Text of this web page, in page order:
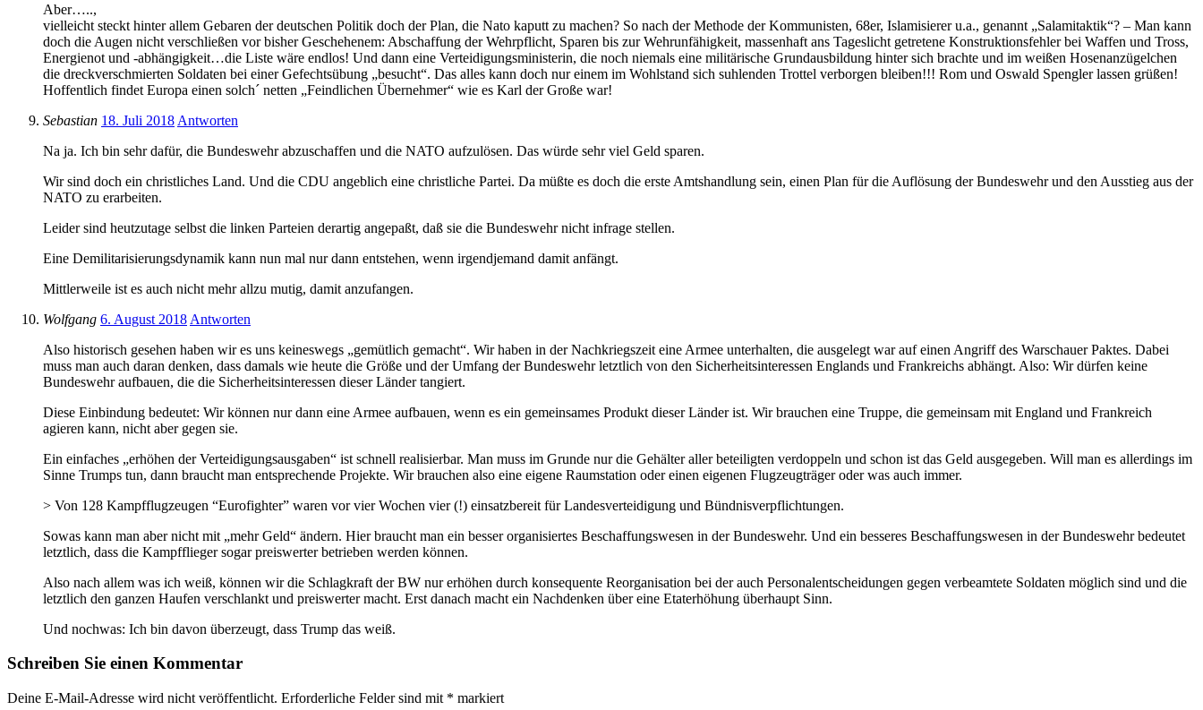
Aber…..,
vielleicht steckt hinter allem Gebaren der deutschen Politik doch der Plan, die Nato kaputt zu machen? So nach der Methode der Kommunisten, 68er, Islamisierer u.a., genannt „Salamitaktik“? – Man kann
doch die Augen nicht verschließen vor bisher Geschehenem: Abschaffung der Wehrpflicht, Sparen bis zur Wehrunfähigkeit, massenhaft ans Tageslicht getretene Konstruktionsfehler bei Waffen und Tross,
Energienot und -abhängigkeit…die Liste wäre endlos! Und dann eine Verteidigungsministerin, die noch niemals eine militärische Grundausbildung hinter sich brachte und im weißen Hosenanzügelchen
die dreckverschmierten Soldaten bei einer Gefechtsübung „besucht“. Das alles kann doch nur einem im Wohlstand sich suhlenden Trottel verborgen bleiben!!! Rom und Oswald Spengler lassen grüßen!
Hoffentlich findet Europa einen solch´ netten „Feindlichen Übernehmer“ wie es Karl der Große war!
Sebastian 18. Juli 2018 Antworten
Na ja. Ich bin sehr dafür, die Bundeswehr abzuschaffen und die NATO aufzulösen. Das würde sehr viel Geld sparen.
Wir sind doch ein christliches Land. Und die CDU angeblich eine christliche Partei. Da müßte es doch die erste Amtshandlung sein, einen Plan für die Auflösung der Bundeswehr und den Ausstieg aus der
NATO zu erarbeiten.
Leider sind heutzutage selbst die linken Parteien derartig angepaßt, daß sie die Bundeswehr nicht infrage stellen.
Eine Demilitarisierungsdynamik kann nun mal nur dann entstehen, wenn irgendjemand damit anfängt.
Mittlerweile ist es auch nicht mehr allzu mutig, damit anzufangen.
Wolfgang 6. August 2018 Antworten
Also historisch gesehen haben wir es uns keineswegs „gemütlich gemacht“. Wir haben in der Nachkriegszeit eine Armee unterhalten, die ausgelegt war auf einen Angriff des Warschauer Paktes. Dabei
muss man auch daran denken, dass damals wie heute die Größe und der Umfang der Bundeswehr letztlich von den Sicherheitsinteressen Englands und Frankreichs abhängt. Also: Wir dürfen keine
Bundeswehr aufbauen, die die Sicherheitsinteressen dieser Länder tangiert.
Diese Einbindung bedeutet: Wir können nur dann eine Armee aufbauen, wenn es ein gemeinsames Produkt dieser Länder ist. Wir brauchen eine Truppe, die gemeinsam mit England und Frankreich
agieren kann, nicht aber gegen sie.
Ein einfaches „erhöhen der Verteidigungsausgaben“ ist schnell realisierbar. Man muss im Grunde nur die Gehälter aller beteiligten verdoppeln und schon ist das Geld ausgegeben. Will man es allerdings im
Sinne Trumps tun, dann braucht man entsprechende Projekte. Wir brauchen also eine eigene Raumstation oder einen eigenen Flugzeugträger oder was auch immer.
> Von 128 Kampfflugzeugen “Eurofighter” waren vor vier Wochen vier (!) einsatzbereit für Landesverteidigung und Bündnisverpflichtungen.
Sowas kann man aber nicht mit „mehr Geld“ ändern. Hier braucht man ein besser organisiertes Beschaffungswesen in der Bundeswehr. Und ein besseres Beschaffungswesen in der Bundeswehr bedeutet
letztlich, dass die Kampfflieger sogar preiswerter betrieben werden können.
Also nach allem was ich weiß, können wir die Schlagkraft der BW nur erhöhen durch konsequente Reorganisation bei der auch Personalentscheidungen gegen verbeamtete Soldaten möglich sind und die
letztlich den ganzen Haufen verschlankt und preiswerter macht. Erst danach macht ein Nachdenken über eine Etaterhöhung überhaupt Sinn.
Und nochwas: Ich bin davon überzeugt, dass Trump das weiß.
Schreiben Sie einen Kommentar
Deine E-Mail-Adresse wird nicht veröffentlicht. Erforderliche Felder sind mit * markiert